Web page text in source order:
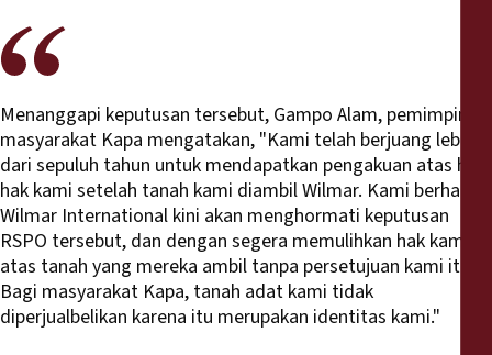
Menanggapi keputusan tersebut, Gampo Alam, pemimpin
masyarakat Kapa mengatakan, "Kami telah berjuang lebih
dari sepuluh tahun untuk mendapatkan pengakuan atas hak-
hak kami setelah tanah kami diambil Wilmar. Kami berharap
Wilmar International kini akan menghormati keputusan
RSPO tersebut, dan dengan segera memulihkan hak kami
atas tanah yang mereka ambil tanpa persetujuan kami itu.
Bagi masyarakat Kapa, tanah adat kami tidak
diperjualbelikan karena itu merupakan identitas kami."